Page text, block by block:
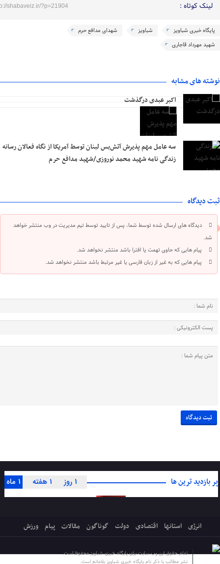
لینک کوتاه : shabaveiz.ir/?p=21904
پایگاه خبری شباویز شباویز
شهدای مدافع حرم
شهید مهرداد قاجاری
نوشته های مشابه
اکبر عبدی درگذشت
سه عامل مهم پذیرش آتش‌بس لبنان توسط آمریکا از نگاه فعالان رسانه
زندگی نامه شهید محمد نوروزی/شهید مدافع حرم
ثبت دیدگاه
دیدگاه های ارسال شده توسط شما، پس از تایید توسط تیم مدیریت در وب منتشر خواهد
شد.
پیام هایی که حاوی تهمت یا افترا باشد منتشر نخواهد شد.
پیام هایی که به غیر از زبان فارسی یا غیر مرتبط باشد منتشر نخواهد شد.
پر بازدید ترین ها 1 ماه 1 هفته 1 روز
انرژی استانها اقتصادی دولت گوناگون مقالات پیام ورزش
تمام حقوق این وب سایت برای پایگاه خبری شباویز محفوظ است.
نشر مطالب با ذکر نام پایگاه خبری شباویز بلامانع است.